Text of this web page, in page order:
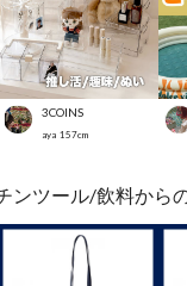
3COINS
aya 157cm
ンツール/飲料から